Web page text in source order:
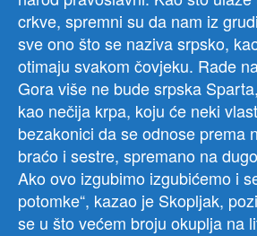
crkve, spremni su da nam iz
sve ono što se naziva srpsko,
otimaju svakom čovjeku. Rade
Gora više ne bude srpska
kao nečija krpa, koju će neki
bezakonici da se odnose prema
braćo i sestre, spremano na
Ako ovo izgubimo izgubićemo i
potomke“, kazao je Skopljak,
se u što većem broju okuplja na